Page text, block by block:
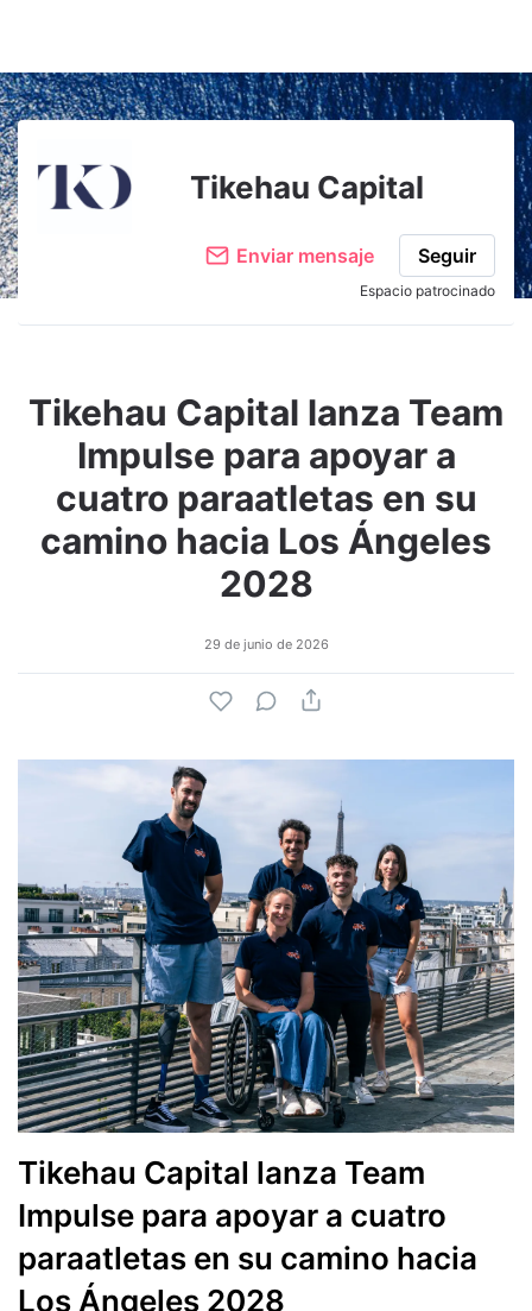
Tikehau Capital
Enviar mensaje Seguir
Espacio patrocinado
Tikehau Capital lanza Team
Impulse para apoyar a
cuatro paraatletas en su
camino hacia Los Ángeles
2028
29 de junio de 2026
Tikehau Capital lanza Team
Impulse para apoyar a cuatro
paraatletas en su camino hacia
Los Ángeles 2028